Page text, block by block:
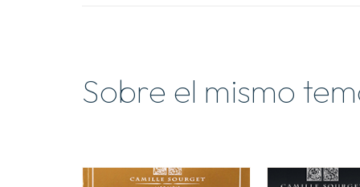
Sobre el mismo